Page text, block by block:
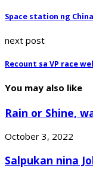
Space station ng
next post
Recount sa VP race
You may also like
Rain or Shine,
October 3, 2022
Salpukan nina